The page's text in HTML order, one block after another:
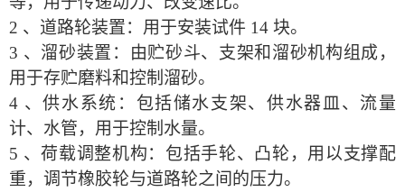
陶瓷砖系列
土工类试验仪器
建筑节能类试验仪器
塑料管材检测试验机
2 、道路轮装置：用于安装试件 14 块。
3 、溜砂装置：由贮砂斗、支架和溜砂机构组成，
用于存贮磨料和控制溜砂。
4 、供水系统：包括储水支架、供水器皿、流量
计、水管，用于控制水量。
5 、荷载调整机构：包括手轮、凸轮，用以支撑配
重，调节橡胶轮与道路轮之间的压力。